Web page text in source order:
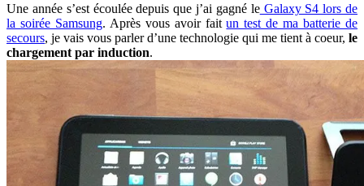
Une année s’est écoulée depuis que j’ai gagné leGalaxy S4 lors de
la soirée Samsung. Après vous avoir faitun test de ma batterie de
secours, je vais vous parler d’une technologie qui me tient à coeur, le
chargement par induction.